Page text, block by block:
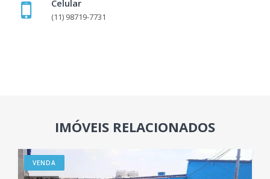
Celular
(11) 98719-7731
IMÓVEIS RELACIONADOS
VENDA